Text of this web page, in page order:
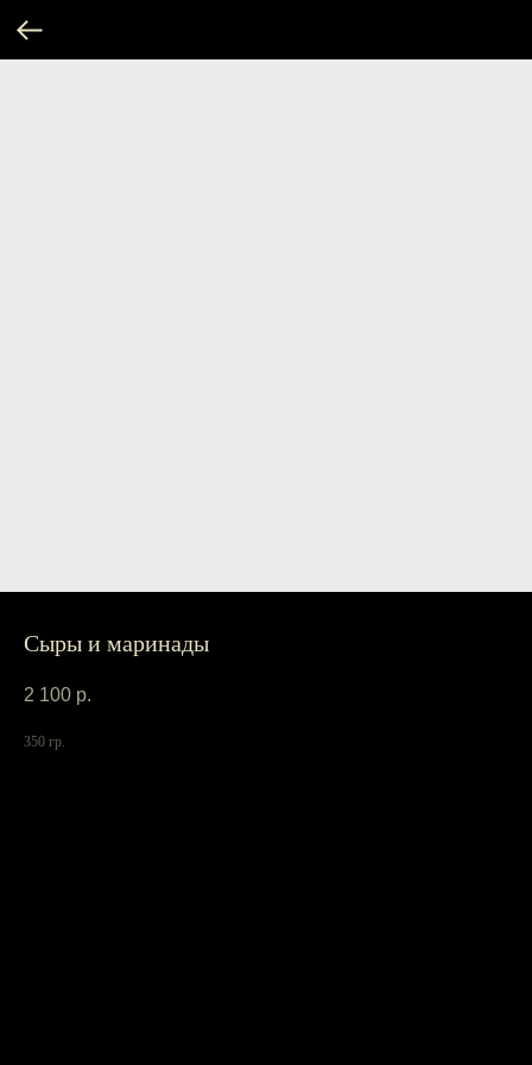
Сыры и маринады
2 100 р.
350 гр.